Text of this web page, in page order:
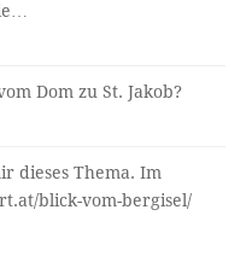
Dom zu St. Jakob?
dieses Thema. Im
blick-vom-bergisel/